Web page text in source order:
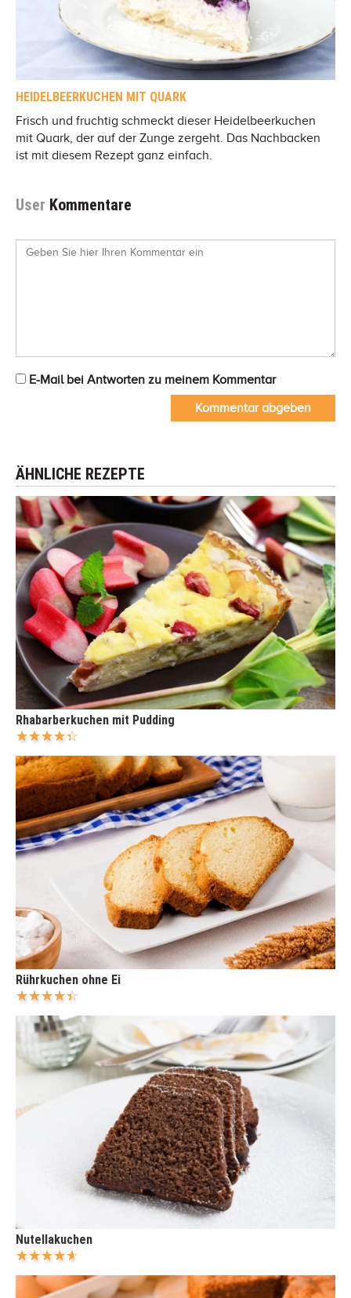
HEIDELBEERKUCHEN MIT QUARK
Frisch und fruchtig schmeckt dieser Heidelbeerkuchen
mit Quark, der auf der Zunge zergeht. Das Nachbacken
ist mit diesem Rezept ganz einfach.
User Kommentare
E-Mail bei Antworten zu meinem Kommentar
Kommentar abgeben
ÄHNLICHE REZEPTE
Rhabarberkuchen mit Pudding
Rührkuchen ohne Ei
Nutellakuchen